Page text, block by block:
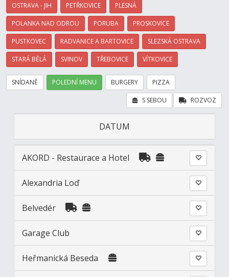
OSTRAVA - JIH PETŘKOVICE PLESNÁ
POLANKA NAD ODROU PORUBA PROSKOVICE
PUSTKOVEC RADVANICE A BARTOVICE SLEZSKÁ OSTRAVA
STARÁ BĚLÁ SVINOV TŘEBOVICE VÍTKOVICE
SNÍDANĚ POLEDNÍ MENU BURGERY PIZZA
ROZVOZ
S SEBOU
DATUM
AKORD - Restaurace a Hotel
Alexandria Loď
Belvedér
Garage Club
Heřmanická Beseda